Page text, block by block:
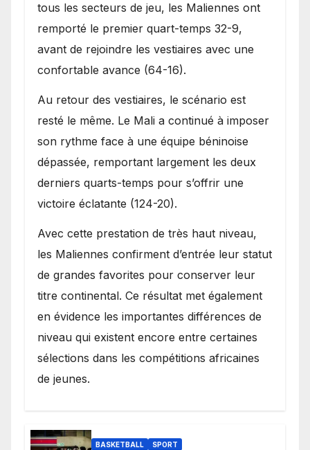
tous les secteurs de jeu, les Maliennes ont
remporté le premier quart-temps 32-9,
avant de rejoindre les vestiaires avec une
confortable avance (64-16).
Au retour des vestiaires, le scénario est
resté le même. Le Mali a continué à imposer
son rythme face à une équipe béninoise
dépassée, remportant largement les deux
derniers quarts-temps pour s’offrir une
victoire éclatante (124-20).
Avec cette prestation de très haut niveau,
les Maliennes confirment d’entrée leur statut
de grandes favorites pour conserver leur
titre continental. Ce résultat met également
en évidence les importantes différences de
niveau qui existent encore entre certaines
sélections dans les compétitions africaines
de jeunes.
BASKETBALL SPORT